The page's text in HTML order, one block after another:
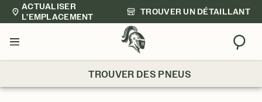
ACTUALISER
L’EMPLACEMENT
TROUVER UN DÉTAILLANT
Menu
TROUVER DES PNEUS